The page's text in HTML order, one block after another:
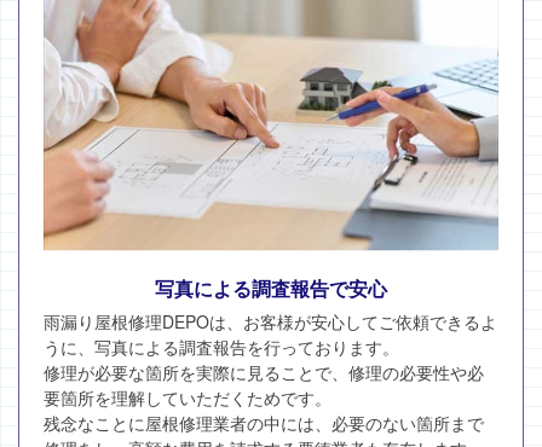
写真による調査報告で安心
雨漏り屋根修理DEPOは、お客様が安心してご依頼できるよ
うに、写真による調査報告を行っております。
修理が必要な箇所を実際に見ることで、修理の必要性や必
要箇所を理解していただくためです。
残念なことに屋根修理業者の中には、必要のない箇所まで